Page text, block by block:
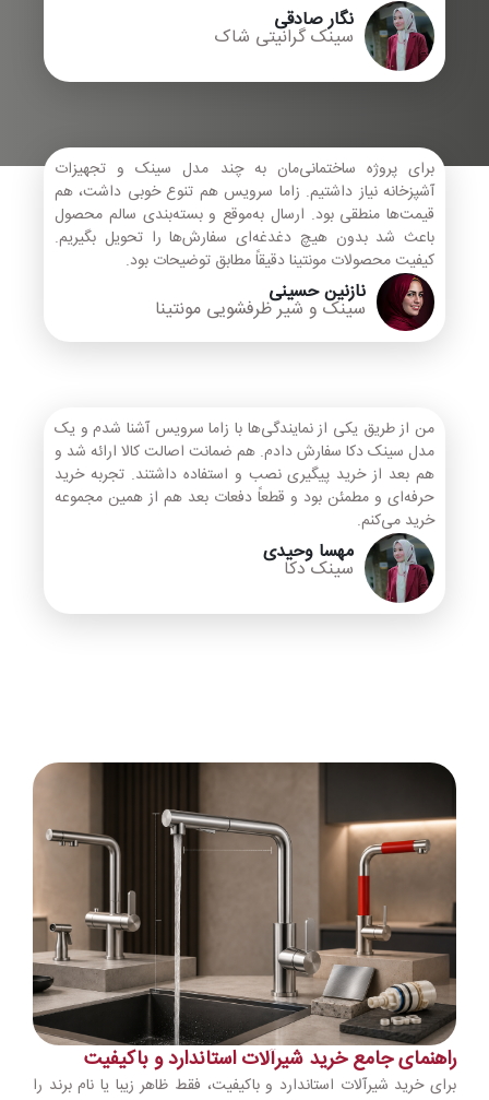
نگار صادقی
سینک گرانیتی شاک
برای پروژه ساختمانی‌مان به چند مدل سینک و تجهیزات
آشپزخانه نیاز داشتیم. زاما سرویس هم تنوع خوبی داشت، هم
قیمت‌ها منطقی بود. ارسال به‌موقع و بسته‌بندی سالم محصول
باعث شد بدون هیچ دغدغه‌ای سفارش‌ها را تحویل بگیریم.
کیفیت محصولات مونتینا دقیقاً مطابق توضیحات بود.
نازنین حسینی
سینک و شیر ظرفشویی مونتینا
من از طریق یکی از نمایندگی‌ها با زاما سرویس آشنا شدم و یک
مدل سینک دکا سفارش دادم. هم ضمانت اصالت کالا ارائه شد و
هم بعد از خرید پیگیری نصب و استفاده داشتند. تجربه خرید
حرفه‌ای و مطمئن بود و قطعاً دفعات بعد هم از همین مجموعه
خرید می‌کنم.
مهسا وحیدی
سینک دکا
راهنمای جامع خرید شیرآلات استاندارد و باکیفیت
برای خرید شیرآلات استاندارد و باکیفیت، فقط ظاهر زیبا یا نام برند را